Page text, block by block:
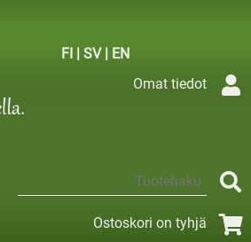
FI | SV| EN
Omat tiedot
Ostoskori on tyhjä